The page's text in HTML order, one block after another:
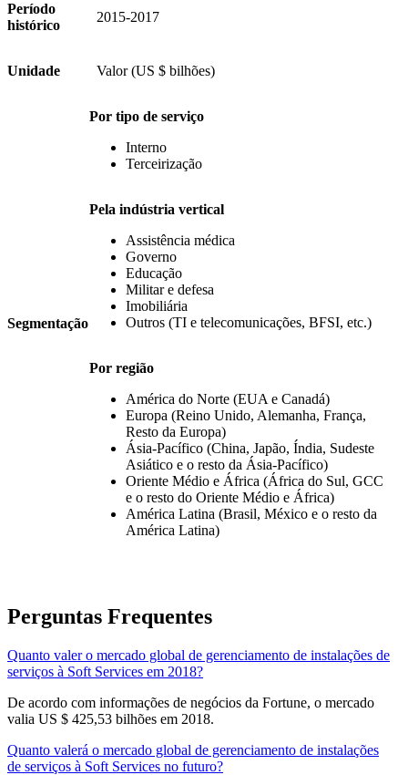
Período
histórico
2015-2017
Unidade Valor (US $ bilhões)
Segmentação
Por tipo de serviço
Interno
Terceirização
Pela indústria vertical
Assistência médica
Governo
Educação
Militar e defesa
Imobiliária
Outros (TI e telecomunicações, BFSI, etc.)
Por região
América do Norte (EUA e Canadá)
Europa (Reino Unido, Alemanha, França,
Resto da Europa)
Ásia-Pacífico (China, Japão, Índia, Sudeste
Asiático e o resto da Ásia-Pacífico)
Oriente Médio e África (África do Sul, GCC
e o resto do Oriente Médio e África)
América Latina (Brasil, México e o resto da
América Latina)
Perguntas Frequentes
Quanto valer o mercado global de gerenciamento de instalações de
serviços à Soft Services em 2018?
De acordo com informações de negócios da Fortune, o mercado
valia US $ 425,53 bilhões em 2018.
Quanto valerá o mercado global de gerenciamento de instalações
de serviços à Soft Services no futuro?